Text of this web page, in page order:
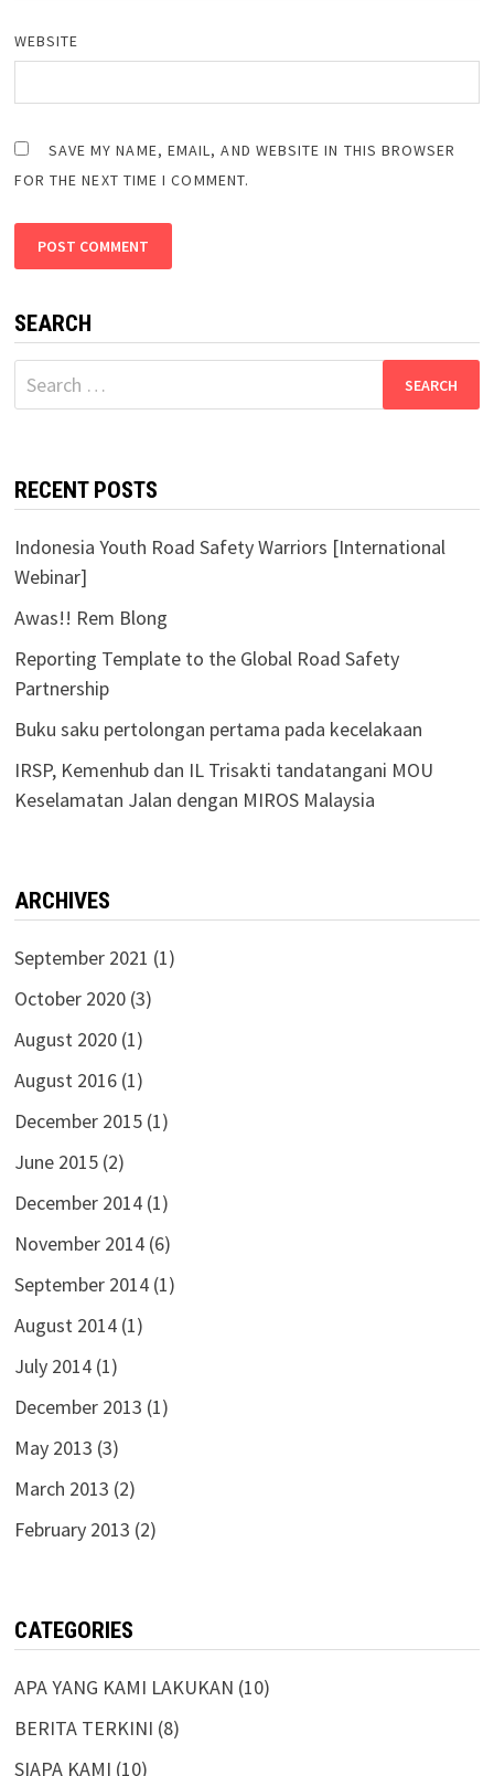
WEBSITE
SAVE MY NAME, EMAIL, AND WEBSITE IN THIS BROWSER
FOR THE NEXT TIME I COMMENT.
SEARCH
Search
for:
RECENT POSTS
Indonesia Youth Road Safety Warriors [International
Webinar]
Awas!! Rem Blong
Reporting Template to the Global Road Safety
Partnership
Buku saku pertolongan pertama pada kecelakaan
IRSP, Kemenhub dan IL Trisakti tandatangani MOU
Keselamatan Jalan dengan MIROS Malaysia
ARCHIVES
September 2021 (1)
October 2020(3)
August 2020(1)
August 2016(1)
December 2015(1)
June 2015(2)
December 2014(1)
November 2014(6)
September 2014(1)
August 2014(1)
July 2014(1)
December 2013 (1)
May 2013 (3)
March 2013 (2)
February 2013 (2)
CATEGORIES
APA YANG KAMI LAKUKAN (10)
BERITA TERKINI (8)
SIAPA KAMI (10)